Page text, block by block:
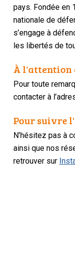
pays. Fondée en
nationale de
s’engage à
les libertés de
À l'attention
Pour toute
contacter à
Pour suivre
N’hésitez pas à
ainsi que nos
retrouver sur